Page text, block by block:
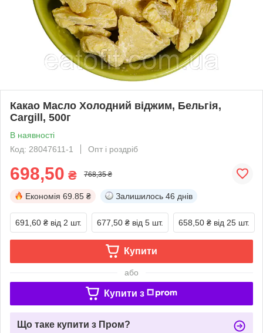
Какао Масло Холодний віджим, Бельгія,
Cargill, 500г
В наявності
Код: 28047611-1
Опт і роздріб
698,50 ₴ 768,35 ₴
Економія 69.85 ₴ Залишилось 46 днів
691,60 ₴ від 2 шт. 677,50 ₴ від 5 шт. 658,50 ₴ від 25 шт.
Купити
або
Купити з
Що таке купити з Пром?